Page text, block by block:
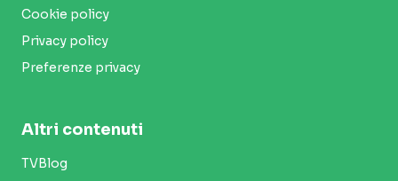
Cookie policy
Privacy policy
Preferenze privacy
Altri contenuti
TVBlog